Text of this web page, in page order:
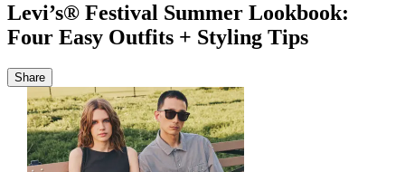
Levi’s® Festival Summer Lookbook:
Four Easy Outfits + Styling Tips
Share